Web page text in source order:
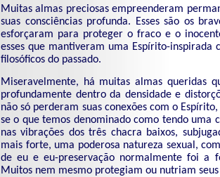
Muitas almas preciosas empreenderam
suas consciências profunda. Esses são os
esforçaram para proteger o fraco e o
esses que mantiveram uma Espírito-inspirada
filosóficos do passado.
Miseravelmente, há muitas almas queridas
profundamente dentro da densidade e
não só perderam suas conexões com o
se o que temos denominado como tendo uma
nas vibrações dos três chacra baixos,
mais forte, uma poderosa natureza sexual,
de eu e eu-preservação normalmente foi a
Muitos nem mesmo protegiam ou nutriam